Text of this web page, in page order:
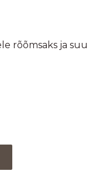
rõõmsaks ja suu